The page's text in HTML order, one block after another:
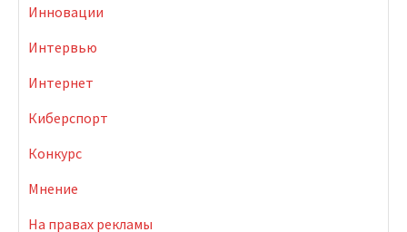
Инновации
Интервью
Интернет
Киберспорт
Конкурс
Мнение
На правах рекламы